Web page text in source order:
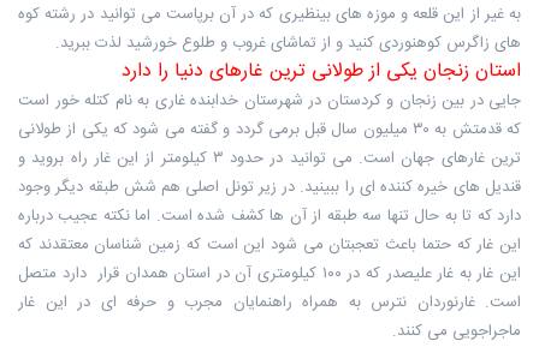
به غیر از این قلعه و موزه های بینظیری که در آن برپاست می توانید در رشته کوه
های زاگرس کوهنوردی کنید و از تماشای غروب و طلوع خورشید لذت ببرید.
استان زنجان یکی از طولانی ترین غارهای دنیا را دارد
جایی در بین زنجان و کردستان در شهرستان خدابنده غاری به نام کتله خور است
که قدمتش به ۳۰ میلیون سال قبل برمی گردد و گفته می شود که یکی از طولانی
ترین غارهای جهان است. می توانید در حدود ۳ کیلومتر از این غار راه بروید و
قندیل های خیره کننده ای را ببینید. در زیر تونل اصلی هم شش طبقه دیگر وجود
دارد که تا به حال تنها سه طبقه از آن ها کشف شده است. اما نکته عجیب درباره
این غار که حتما باعث تعجبتان می شود این است که زمین شناسان معتقدند که
این غار به غار علیصدر که در ۱۰۰ کیلومتری آن در استان همدان قرار دارد متصل
است. غارنوردان نترس به همراه راهنمایان مجرب و حرفه ای در این غار
ماجراجویی می کنند.